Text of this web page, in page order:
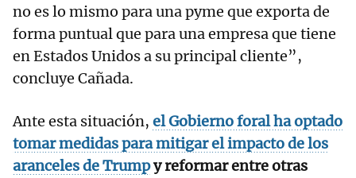
no es lo mismo para una pyme que exporta de
forma puntual que para una empresa que tiene
en Estados Unidos a su principal cliente”,
concluye Cañada.
Ante esta situación, el Gobierno foral ha optado
tomar medidas para mitigar el impacto de los
aranceles de Trumpy reformar entre otras